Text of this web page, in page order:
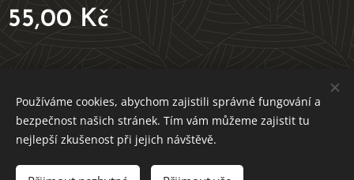
55,00Kč
V ROVNOVÁZE S PŘÍRODOU
Vytvořeno službou Webnode
Cookies
Používáme cookies, abychom zajistili správné fungování a
bezpečnost našich stránek. Tím vám můžeme zajistit tu
nejlepší zkušenost při jejich návštěvě.